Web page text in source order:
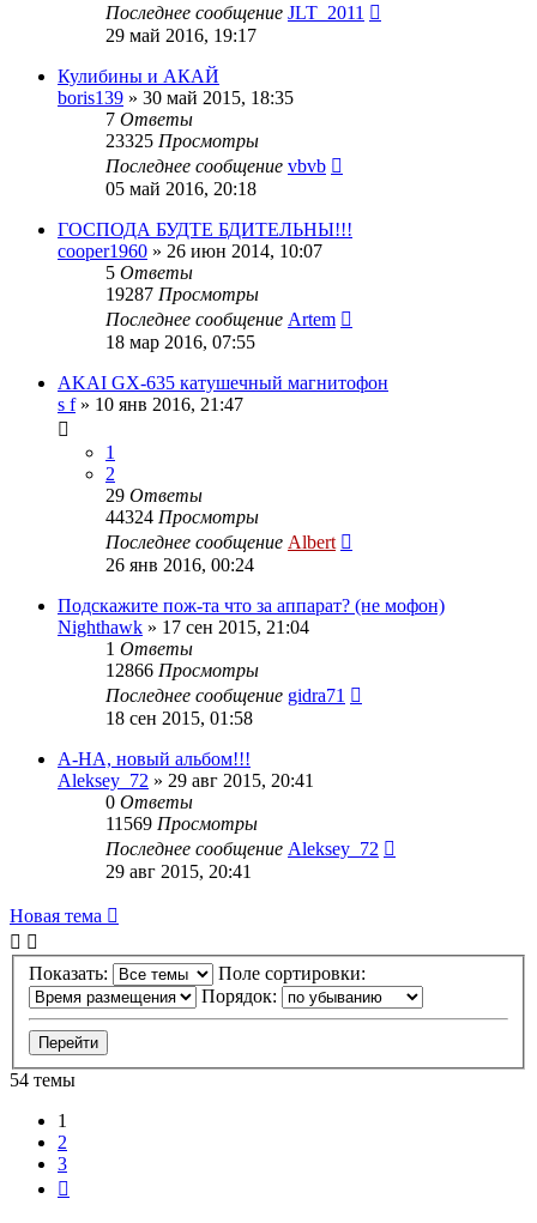
Последнее сообщение JLT_2011
29 май 2016, 19:17
Кулибины и АКАЙ
boris139 » 30 май 2015, 18:35
7 Ответы
23325 Просмотры
Последнее сообщение vbvb
05 май 2016, 20:18
ГОСПОДА БУДТЕ БДИТЕЛЬНЫ!!!
cooper1960 » 26 июн 2014, 10:07
5 Ответы
19287 Просмотры
Последнее сообщение Artem
18 мар 2016, 07:55
AKAI GX-635 катушечный магнитофон
s f» 10 янв 2016, 21:47
1
2
29 Ответы
44324 Просмотры
Последнее сообщение Albert
26 янв 2016, 00:24
Подскажите пож-та что за аппарат? (не мофон)
Nighthawk » 17 сен 2015, 21:04
1 Ответы
12866 Просмотры
Последнее сообщение gidra71
18 сен 2015, 01:58
A-HA, новый альбом!!!
Aleksey_72 » 29 авг 2015, 20:41
0 Ответы
11569 Просмотры
Последнее сообщение Aleksey_72
29 авг 2015, 20:41
Новая тема
Показать:
Поле сортировки:
Порядок:
54 темы
1
2
3